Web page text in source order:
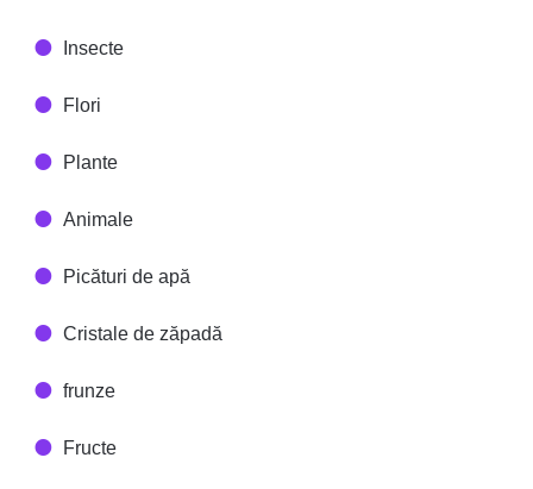
Insecte
Flori
Plante
Animale
Picături de apă
Cristale de zăpadă
frunze
Fructe